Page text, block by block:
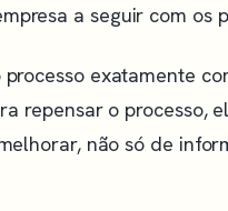
a seguir com os
exatamente
repensar o processo,
não só de